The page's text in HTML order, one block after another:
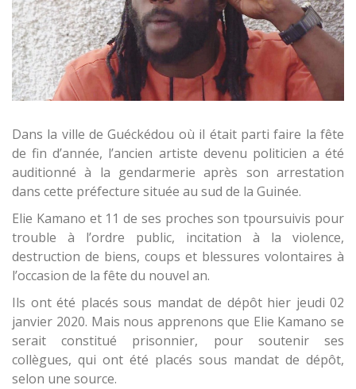
Dans la ville de Guéckédou où il était parti faire la fête
de fin d’année, l’ancien artiste devenu politicien a été
auditionné à la gendarmerie après son arrestation
dans cette préfecture située au sud de la Guinée.
Elie Kamano et 11 de ses proches son tpoursuivis pour
trouble à l’ordre public, incitation à la violence,
destruction de biens, coups et blessures volontaires à
l’occasion de la fête du nouvel an.
Ils ont été placés sous mandat de dépôt hier jeudi 02
janvier 2020. Mais nous apprenons que Elie Kamano se
serait constitué prisonnier, pour soutenir ses
collègues, qui ont été placés sous mandat de dépôt,
selon une source.